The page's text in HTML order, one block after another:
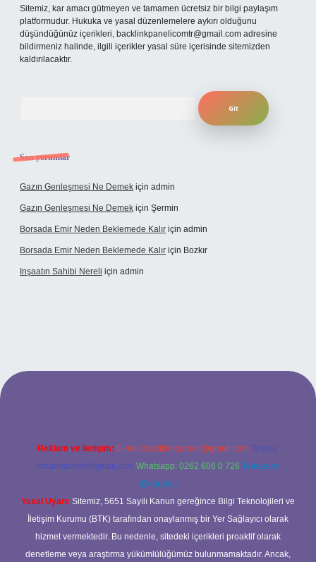
Sitemiz, kar amacı gütmeyen ve tamamen ücretsiz bir bilgi paylaşım
platformudur. Hukuka ve yasal düzenlemelere aykırı olduğunu
düşündüğünüz içerikleri, backlinkpanelicomtr@gmail.com adresine
bildirmeniz halinde, ilgili içerikler yasal süre içerisinde sitemizden
kaldırılacaktır.
Son yorumlar
Gazın Genleşmesi Ne Demek için admin
Gazın Genleşmesi Ne Demek için Şermin
Borsada Emir Neden Beklemede Kalır için admin
Borsada Emir Neden Beklemede Kalır için Bozkır
Inşaatın Sahibi Nereli için admin
Reklam ve İletişim: E-mail: backlinkpaneli@gmail.com Teams:
forumhizmeti@gmail.com Whatsapp: 0262 606 0 726 Telegram:
@karabul
Yasal Uyarı: Sitemiz, 5651 Sayılı Kanun gereğince Bilgi Teknolojileri ve
İletişim Kurumu (BTK) tarafından onaylanmış bir Yer Sağlayıcı olarak
hizmet vermektedir. Bu nedenle, sitedeki içerikleri proaktif olarak
denetleme veya araştırma yükümlülüğümüz bulunmamaktadır. Ancak,